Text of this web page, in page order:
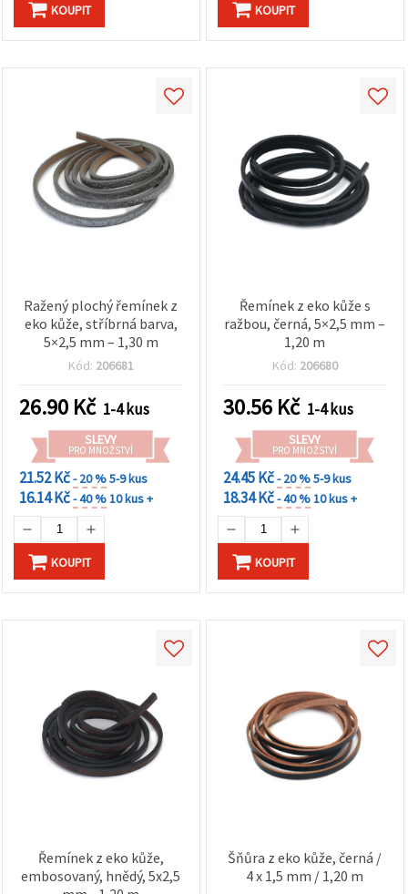
KOUPIT KOUPIT
Ražený plochý řemínek z
eko kůže, stříbrná barva,
5×2,5 mm – 1,30 m
Kód: 206681
26.90 Kč 1-4 kus
SLEVY
PRO MNOŽSTVÍ
21.52 Kč- 20 %5-9 kus
16.14 Kč- 40 %10 kus +
KOUPIT
Řemínek z eko kůže s
ražbou, černá, 5×2,5 mm –
1,20 m
Kód: 206680
30.56 Kč 1-4 kus
SLEVY
PRO MNOŽSTVÍ
24.45 Kč- 20 %5-9 kus
18.34 Kč- 40 %10 kus +
KOUPIT
Řemínek z eko kůže,
embosovaný, hnědý, 5x2,5
Šňůra z eko kůže, černá /
4 x 1,5 mm / 1,20 m